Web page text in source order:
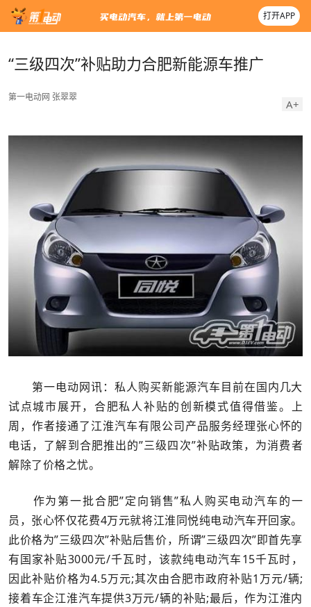
打开APP
“三级四次”补贴助力合肥新能源车推广
第一电动网 张翠翠
A+
第一电动网讯：私人购买新能源汽车目前在国内几大
试点城市展开，合肥私人补贴的创新模式值得借鉴。上
周，作者接通了江淮汽车有限公司产品服务经理张心怀的
电话，了解到合肥推出的”三级四次”补贴政策，为消费者
解除了价格之忧。
作为第一批合肥”定向销售”私人购买电动汽车的一
员，张心怀仅花费4万元就将江淮同悦纯电动汽车开回家。
此价格为”三级四次”补贴后售价，所谓”三级四次”即首先享
有国家补贴3000元/千瓦时，该款纯电动汽车15千瓦时，
因此补贴价格为4.5万元;其次由合肥市政府补贴1万元/辆;
接着车企江淮汽车提供3万元/辆的补贴;最后，作为江淮内